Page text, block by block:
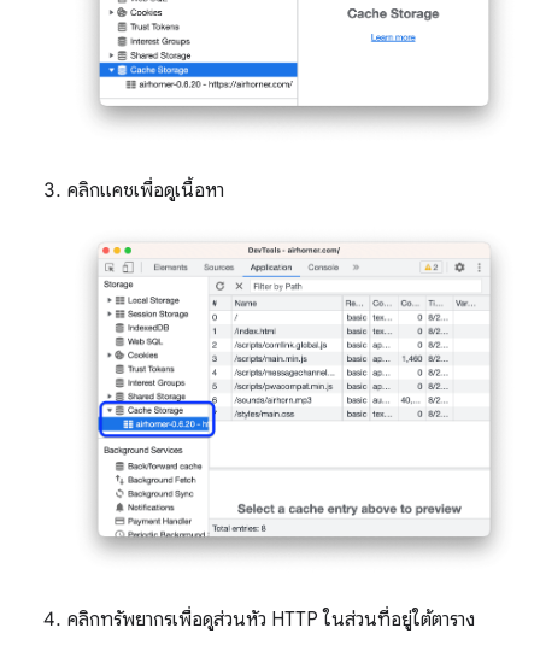
คลิกแคชเพื่อดูเนื้อหา
คลิกทรัพยากรเพื่อดูส่วนหัว HTTP ในส่วนที่อยู่ใต้ตาราง